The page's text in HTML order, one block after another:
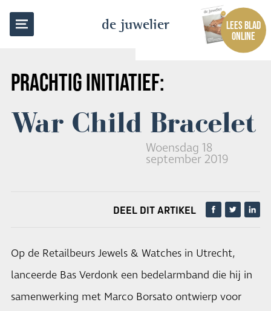
de juwelier
LEES BLAD
ONLINE
PRACHTIG INITIATIEF:
War Child Bracelet
Woensdag 18
september 2019
TERUG NAAR OVERZICHT
DEEL DIT ARTIKEL
Op de Retailbeurs Jewels & Watches in Utrecht,
lanceerde Bas Verdonk een bedelarmband die hij in
samenwerking met Marco Borsato ontwierp voor